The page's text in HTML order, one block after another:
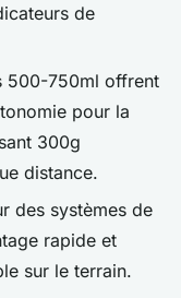
de
500-750ml offrent
pour la
300g
distance.
des systèmes de
rapide et
sur le terrain.